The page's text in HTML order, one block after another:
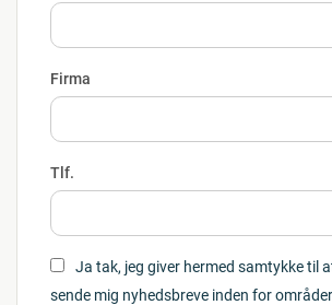
Firma
Tlf.
Ja tak, jeg giver hermed samtykke til
sende mig nyhedsbreve inden for